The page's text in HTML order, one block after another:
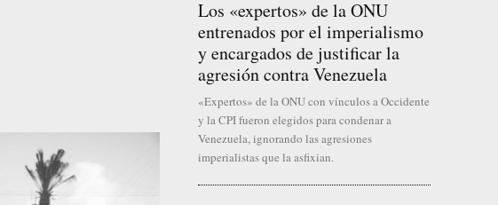
Los «expertos» de la ONU
entrenados por el imperialismo
y encargados de justificar la
agresión contra Venezuela
«Expertos» de la ONU con vínculos a Occidente
y la CPI fueron elegidos para condenar a
Venezuela, ignorando las agresiones
imperialistas que la asfixian.